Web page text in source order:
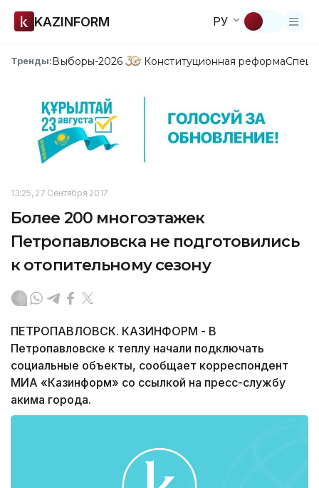
KAZINFORM РУ
Тренды:Выборы-2026 Конституционная реформа
13:25, 27 Сентября 2017
Более 200 многоэтажек
Петропавловска не подготовились
к отопительному сезону
ПЕТРОПАВЛОВСК. КАЗИНФОРМ - В
Петропавловске к теплу начали подключать
социальные объекты, сообщает корреспондент
МИА «Казинформ» со ссылкой на пресс-службу
акима города.